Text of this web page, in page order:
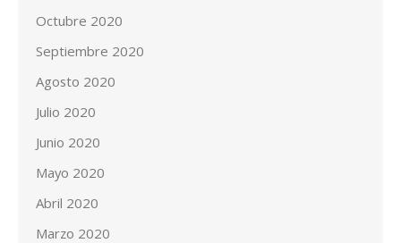
Octubre 2020
Septiembre 2020
Agosto 2020
Julio 2020
Junio 2020
Mayo 2020
Abril 2020
Marzo 2020